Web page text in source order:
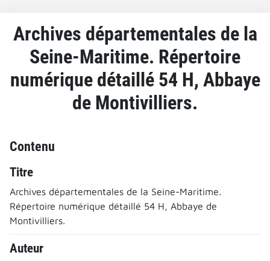
Archives départementales de la
Seine-Maritime. Répertoire
numérique détaillé 54 H, Abbaye
de Montivilliers.
Contenu
Titre
Archives départementales de la Seine-Maritime.
Répertoire numérique détaillé 54 H, Abbaye de
Montivilliers.
Auteur